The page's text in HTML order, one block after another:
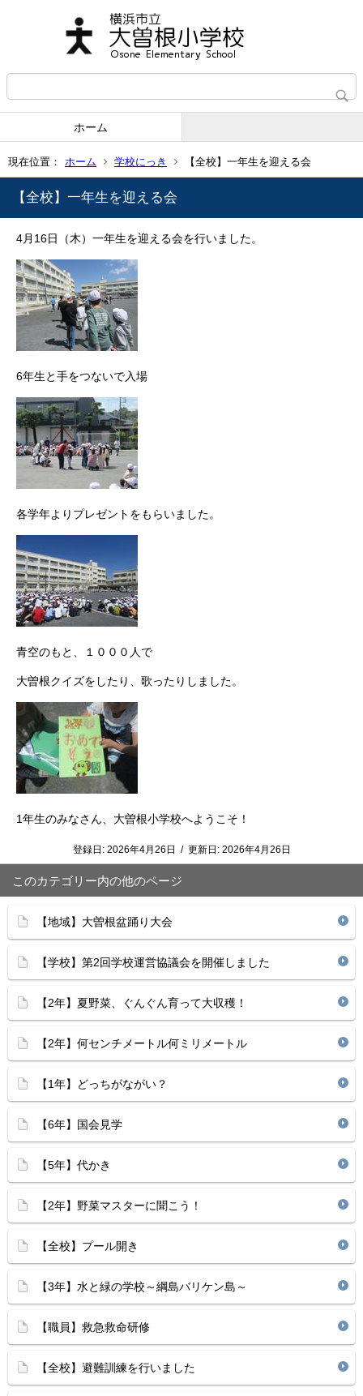
ホーム
現在位置： ホーム 学校にっき 【全校】一年生を迎える会
【全校】一年生を迎える会
4月16日（木）一年生を迎える会を行いました。
6年生と手をつないで入場
各学年よりプレゼントをもらいました。
青空のもと、１０００人で
大曽根クイズをしたり、歌ったりしました。
1年生のみなさん、大曽根小学校へようこそ！
登録日: 2026年4月26日 / 更新日: 2026年4月26日
このカテゴリー内の他のページ
【地域】大曽根盆踊り大会
【学校】第2回学校運営協議会を開催しました
【2年】夏野菜、ぐんぐん育って大収穫！
【2年】何センチメートル何ミリメートル
【1年】どっちがながい？
【6年】国会見学
【5年】代かき
【2年】野菜マスターに聞こう！
【全校】プール開き
【3年】水と緑の学校～綱島バリケン島～
【職員】救急救命研修
【全校】避難訓練を行いました